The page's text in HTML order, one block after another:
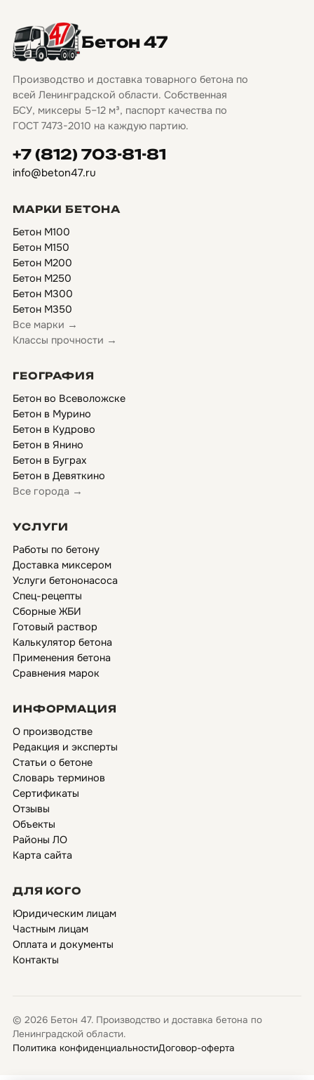
Бетон 47
Производство и доставка товарного бетона по
всей Ленинградской области. Собственная
БСУ, миксеры 5–12 м³, паспорт качества по
ГОСТ 7473-2010 на каждую партию.
+7 (812) 703-81-81
info@beton47.ru
МАРКИ БЕТОНА
Бетон М100
Бетон М150
Бетон М200
Бетон М250
Бетон М300
Бетон М350
Все марки →
Классы прочности →
ГЕОГРАФИЯ
Бетон во Всеволожске
Бетон в Мурино
Бетон в Кудрово
Бетон в Янино
Бетон в Буграх
Бетон в Девяткино
Все города →
УСЛУГИ
Работы по бетону
Доставка миксером
Услуги бетононасоса
Спец-рецепты
Сборные ЖБИ
Готовый раствор
Калькулятор бетона
Применения бетона
Сравнения марок
ИНФОРМАЦИЯ
О производстве
Редакция и эксперты
Статьи о бетоне
Словарь терминов
Сертификаты
Отзывы
Объекты
Районы ЛО
Карта сайта
ДЛЯ КОГО
Юридическим лицам
Частным лицам
Оплата и документы
Контакты
© 2026 Бетон 47. Производство и доставка бетона по
Ленинградской области.
Политика конфиденциальностиДоговор-оферта